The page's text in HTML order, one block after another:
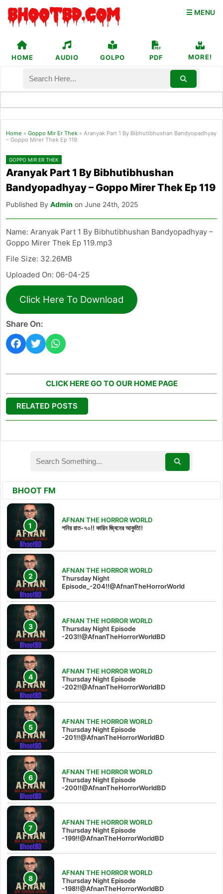
☰ MENU
HOME AUDIO GOLPO PDF MORE!
Home » Goppo Mir Er Thek » Aranyak Part 1 By Bibhutibhushan Bandyopadhyay
– Goppo Mirer Thek Ep 119
GOPPO MIR ER THEK
Aranyak Part 1 By Bibhutibhushan
Bandyopadhyay – Goppo Mirer Thek Ep 119
Published By Admin on June 24th, 2025
Name: Aranyak Part 1 By Bibhutibhushan Bandyopadhyay –
Goppo Mirer Thek Ep 119.mp3
File Size: 32.26MB
Uploaded On: 06-04-25
Click Here To Download
Share On:
CLICK HERE GO TO OUR HOME PAGE
RELATED POSTS
BHOOT FM
AFNAN THE HORROR WORLD
শনির রাত-৭০!! কারিন জ্বিনের আকুতি!!
AFNAN THE HORROR WORLD
Thursday Night
Episode_-204!!@AfnanTheHorrorWorld
AFNAN THE HORROR WORLD
Thursday Night Episode
-203!!@AfnanTheHorrorWorldBD
AFNAN THE HORROR WORLD
Thursday Night Episode
-202!!@AfnanTheHorrorWorldBD
AFNAN THE HORROR WORLD
Thursday Night Episode
-201!!@AfnanTheHorrorWorldBD
AFNAN THE HORROR WORLD
Thursday Night Episode
-200!!@AfnanTheHorrorWorldBD
AFNAN THE HORROR WORLD
Thursday Night Episode
-199!!@AfnanTheHorrorWorldBD
AFNAN THE HORROR WORLD
Thursday Night Episode
-198!!@AfnanTheHorrorWorldBD